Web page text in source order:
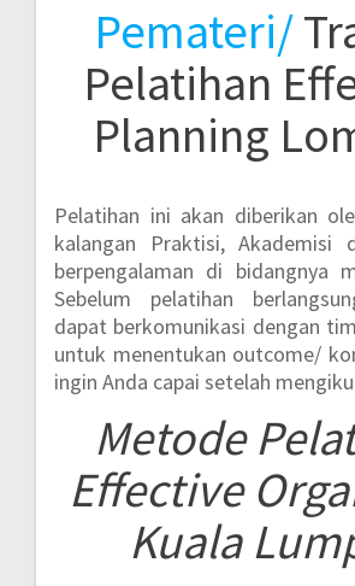
Pemateri/
Pelatihan
Planning
Pelatihan ini akan diberikan
kalangan Praktisi, Akademisi
berpengalaman di bidangnya
Sebelum pelatihan
dapat berkomunikasi dengan
untuk menentukan outcome/
ingin Anda capai setelah
Metode
Effective
Kuala